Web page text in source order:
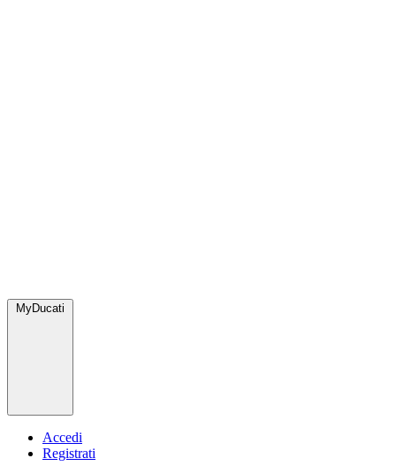
MyDucati
Accedi
Registrati